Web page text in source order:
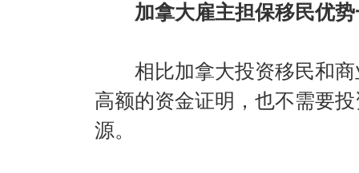
加拿大雇主担保移民优
相比加拿大投资移民和商
高额的资金证明，也不需要
源。